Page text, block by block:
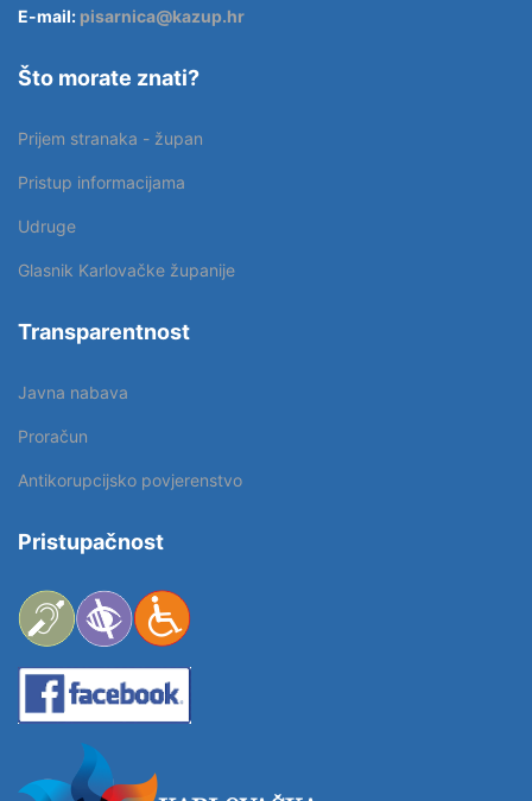
E-mail: pisarnica@kazup.hr
Što morate znati?
Prijem stranaka - župan
Pristup informacijama
Udruge
Glasnik Karlovačke županije
Transparentnost
Javna nabava
Proračun
Antikorupcijsko povjerenstvo
Pristupačnost